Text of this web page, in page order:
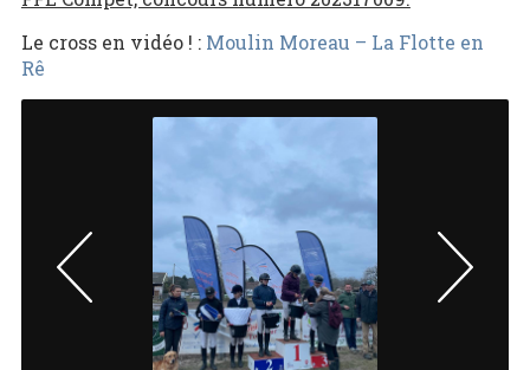
Le cross en vidéo ! : Moulin Moreau – La Flotte en
Rê